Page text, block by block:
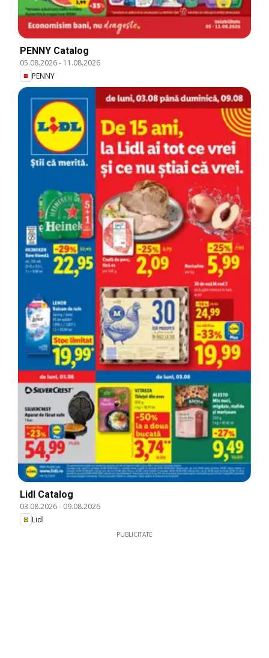
PENNY Catalog
05.08.2026- 11.08.2026
PENNY
Lidl Catalog
03.08.2026- 09.08.2026
Lidl
PUBLICITATE